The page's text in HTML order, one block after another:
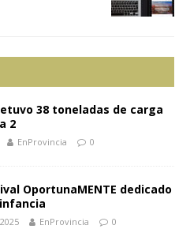
38 toneladas de carga
2
EnProvincia 0
OportunaMENTE dedicado
EnProvincia 0